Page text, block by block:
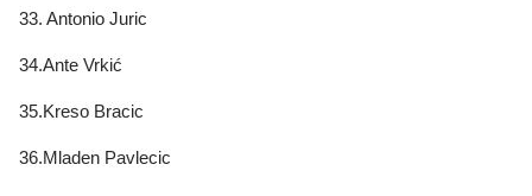
33. Antonio Juric
34.Ante Vrkić
35.Kreso Bracic
36.Mladen Pavlecic